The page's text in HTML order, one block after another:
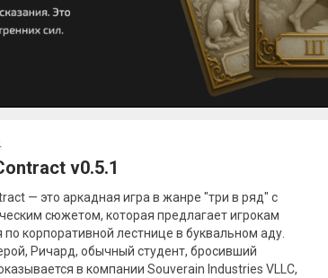
v0.5.1
— это аркадная игра в жанре "три в ряд" с
сюжетом, которая предлагает игрокам
по корпоративной лестнице в буквальном аду.
Ричард, обычный студент, бросивший
в компании Souverain Industries VLLC,